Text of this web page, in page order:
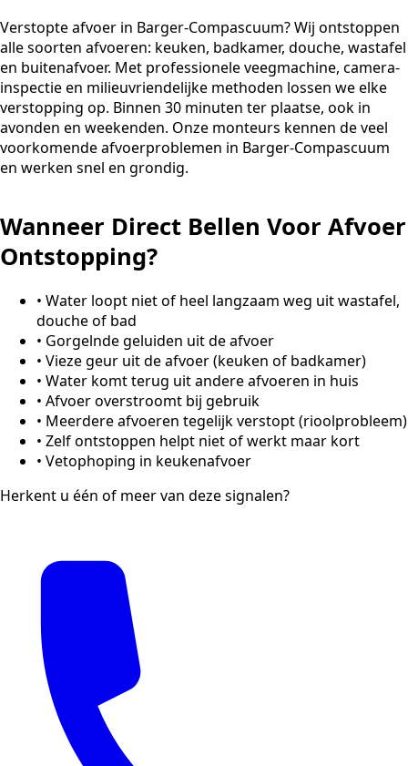
Verstopte afvoer in Barger-Compascuum? Wij ontstoppen
alle soorten afvoeren: keuken, badkamer, douche, wastafel
en buitenafvoer. Met professionele veegmachine, camera-
inspectie en milieuvriendelijke methoden lossen we elke
verstopping op. Binnen 30 minuten ter plaatse, ook in
avonden en weekenden. Onze monteurs kennen de veel
voorkomende afvoerproblemen in Barger-Compascuum
en werken snel en grondig.
Wanneer Direct Bellen Voor Afvoer
Ontstopping?
• Water loopt niet of heel langzaam weg uit wastafel,
douche of bad
• Gorgelnde geluiden uit de afvoer
• Vieze geur uit de afvoer (keuken of badkamer)
• Water komt terug uit andere afvoeren in huis
• Afvoer overstroomt bij gebruik
• Meerdere afvoeren tegelijk verstopt (rioolprobleem)
• Zelf ontstoppen helpt niet of werkt maar kort
• Vetophoping in keukenafvoer
Herkent u één of meer van deze signalen?